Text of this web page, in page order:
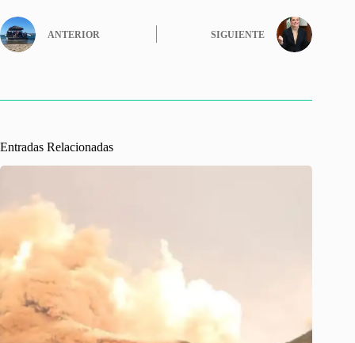
ANTERIOR SIGUIENTE
Entradas Relacionadas